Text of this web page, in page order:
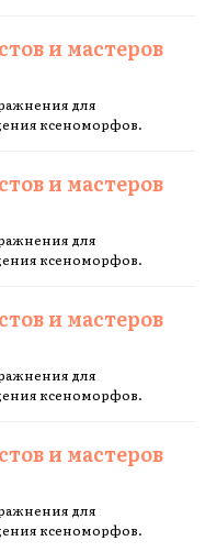
и мастеров
для
ксеноморфов.
и мастеров
для
ксеноморфов.
и мастеров
для
ксеноморфов.
и мастеров
для
ксеноморфов.